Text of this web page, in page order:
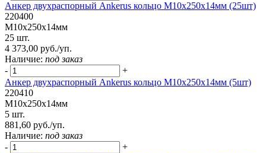
Анкер двухраспорный Ankerus кольцо М10х250х14мм (25шт)
220400
М10х250х14мм
25 шт.
4 373,00 руб./уп.
Наличие: под заказ
-
+
Анкер двухраспорный Ankerus кольцо М10х250х14мм (5шт)
220410
М10х250х14мм
5 шт.
881,60 руб./уп.
Наличие: под заказ
-
+